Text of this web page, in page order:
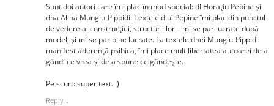
Sunt doi autori care îmi plac în mod special: dl Horațiu Pepine și
dna Alina Mungiu-Pippidi. Textele dlui Pepine îmi plac din punctul
de vedere al construcției, structurii lor – mi se par lucrate după
model, și mi se par bine lucrate. La textele dnei Mungiu-Pippidi
manifest aderență psihica, îmi place mult libertatea autoarei de a
gândi ce vrea și de a spune ce gândește.
Pe scurt: super text. :)
Reply ↓